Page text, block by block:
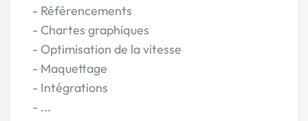
- Référencements
- Chartes graphiques
- Optimisation de la vitesse
- Maquettage
- Intégrations
- ...